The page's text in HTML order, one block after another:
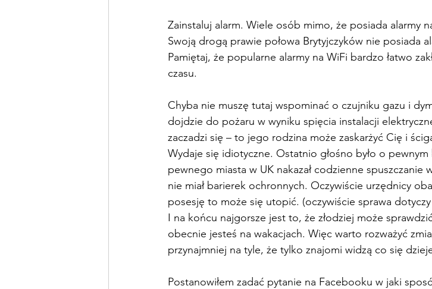
Zainstaluj alarm. Wiele osób mimo, że posiada alarmy
Swoją drogą prawie połowa Brytyjczyków nie posiada
Pamiętaj, że popularne alarmy na WiFi bardzo łatwo
czasu.
Chyba nie muszę tutaj wspominać o czujniku gazu i
dojdzie do pożaru w wyniku spięcia instalacji
zaczadzi się – to jego rodzina może zaskarżyć Cię i
Wydaje się idiotyczne. Ostatnio głośno było o
pewnego miasta w UK nakazał codzienne
nie miał barierek ochronnych. Oczywiście urzędnicy
posesję to może się utopić. (oczywiście sprawa
I na końcu najgorsze jest to, że złodziej może
obecnie jesteś na wakacjach. Więc warto rozważyć
przynajmniej na tyle, że tylko znajomi widzą co się
Postanowiłem zadać pytanie na Facebooku w jaki